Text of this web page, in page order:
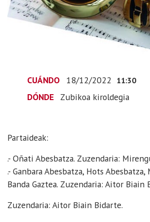
12-
18T12:30:00+01:00
CUÁNDO 18/12/2022 11:30
DÓNDE Zubikoa kiroldegia
Partaideak:
.- Oñati Abesbatza. Zuzendaria:
.- Ganbara Abesbatza, Hots
Banda Gaztea. Zuzendaria: Aitor Biain
Zuzendaria: Aitor Biain Bidarte.